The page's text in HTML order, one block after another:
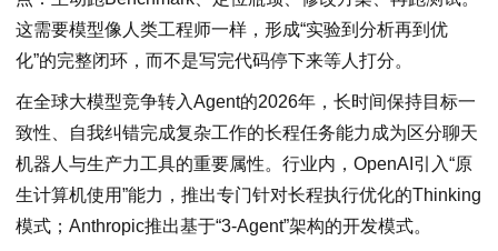
这需要模型像人类工程师一样，形成“实验到分析再到优
化”的完整闭环，而不是写完代码停下来等人打分。
在全球大模型竞争转入Agent的2026年，长时间保持目标一
致性、自我纠错完成复杂工作的长程任务能力成为区分聊天
机器人与生产力工具的重要属性。行业内，OpenAI引入“原
生计算机使用”能力，推出专门针对长程执行优化的Thinking
模式；Anthropic推出基于“3-Agent”架构的开发模式。